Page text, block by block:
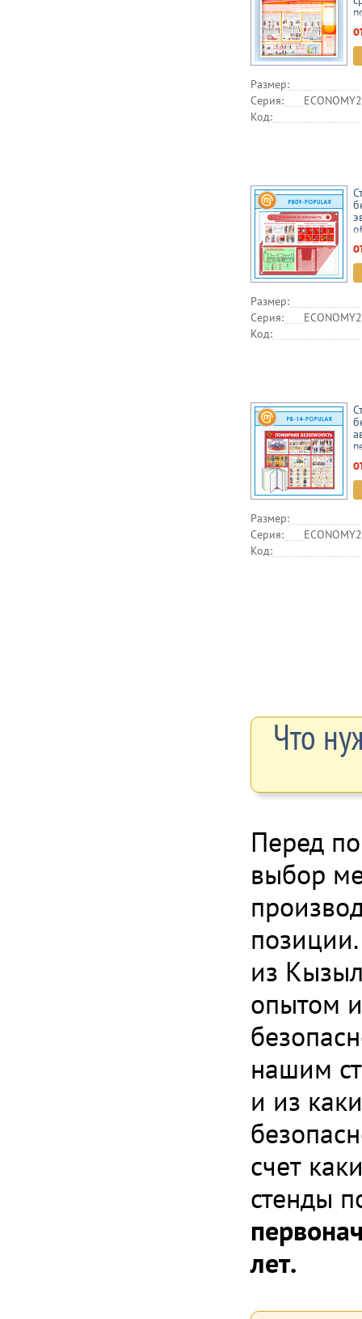
Размер:
Серия:
Код:
Размер:
Серия:
Код:
Размер:
Серия:
Код:
Что
Перед
выбор
из
опытом
нашим
и из
счет
стенды
лет.